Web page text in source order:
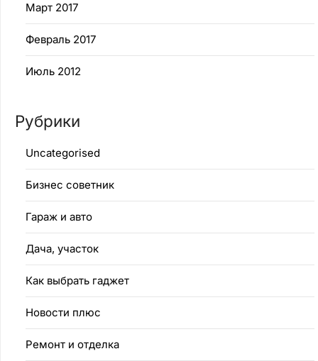
Март 2017
Февраль 2017
Июль 2012
Рубрики
Uncategorised
Бизнес советник
Гараж и авто
Дача, участок
Как выбрать гаджет
Новости плюс
Ремонт и отделка